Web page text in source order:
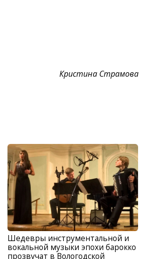
Кристина Страмова
Шедевры инструментальной и
вокальной музыки эпохи барокко
прозвучат в Вологодской